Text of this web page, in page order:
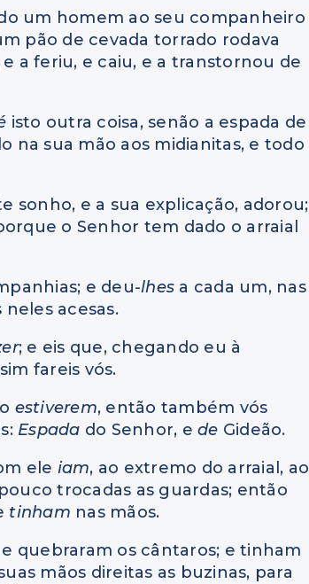
um homem ao seu companheiro
pão de cevada torrado rodava
a feriu, e caiu, e a transtornou de
isto outra coisa, senão a espada de
na sua mão aos midianitas, e todo
sonho, e a sua explicação, adorou;
o Senhor tem dado o arraial
e deu-lhes a cada um, nas
acesas.
; e eis que, chegando eu à
fareis vós.
estiverem, então também vós
Espada do Senhor, ede Gideão.
ele iam, ao extremo do arraial, ao
trocadas as guardas; então
tinham nas mãos.
quebraram os cântaros; e tinham
mãos direitas as buzinas, para